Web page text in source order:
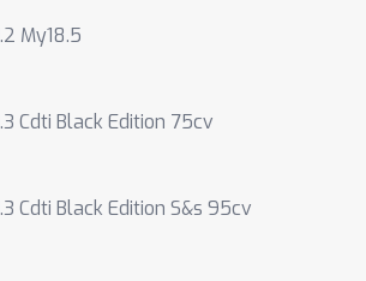
My18.5
Cdti Black Edition 75cv
Cdti Black Edition S&s 95cv